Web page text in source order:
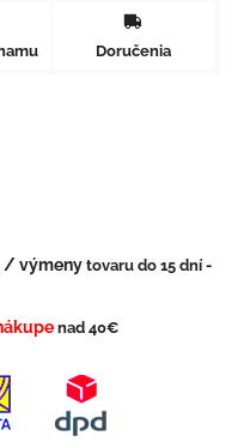
Doručenia
/ výmenytovaru do 15 dní -
nad 40€